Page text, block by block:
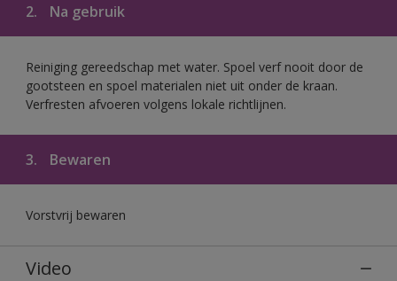
2. Na gebruik
Reiniging gereedschap met water. Spoel verf nooit door de
gootsteen en spoel materialen niet uit onder de kraan.
Verfresten afvoeren volgens lokale richtlijnen.
3. Bewaren
Vorstvrij bewaren
Video